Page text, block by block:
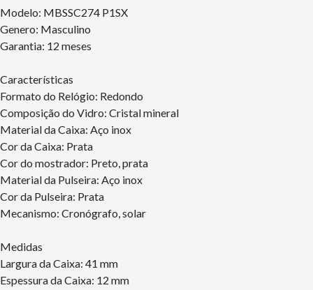
Modelo: MBSSC274 P1SX
Genero: Masculino
Garantia: 12 meses
Características
Formato do Relógio: Redondo
Composição do Vidro: Cristal mineral
Material da Caixa: Aço inox
Cor da Caixa: Prata
Cor do mostrador: Preto, prata
Material da Pulseira: Aço inox
Cor da Pulseira: Prata
Mecanismo: Cronógrafo, solar
Medidas
Largura da Caixa: 41 mm
Espessura da Caixa: 12 mm